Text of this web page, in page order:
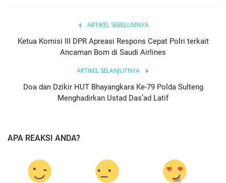
ARTIKEL SEBELUMNYA
Ketua Komisi III DPR Apreasi Respons Cepat Polri terkait
Ancaman Bom di Saudi Airlines
ARTIKEL SELANJUTNYA
Doa dan Dzikir HUT Bhayangkara Ke-79 Polda Sulteng
Menghadirkan Ustad Das’ad Latif
APA REAKSI ANDA?